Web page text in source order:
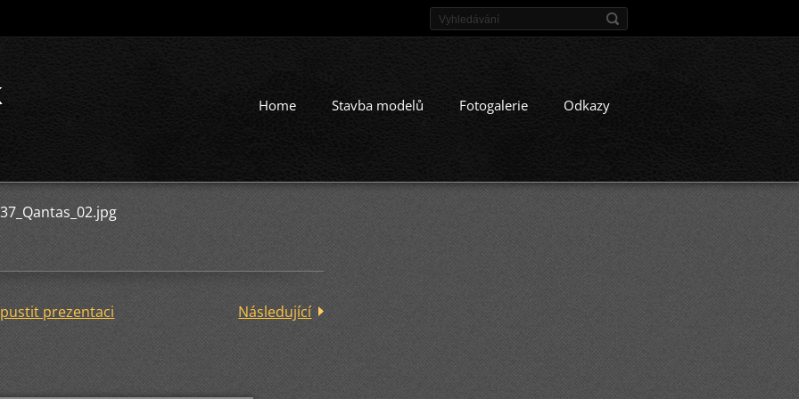
Home Stavba modelů Fotogalerie Odkazy
prezentaci Následující